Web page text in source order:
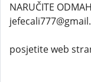
NARUČITE
posjetite web